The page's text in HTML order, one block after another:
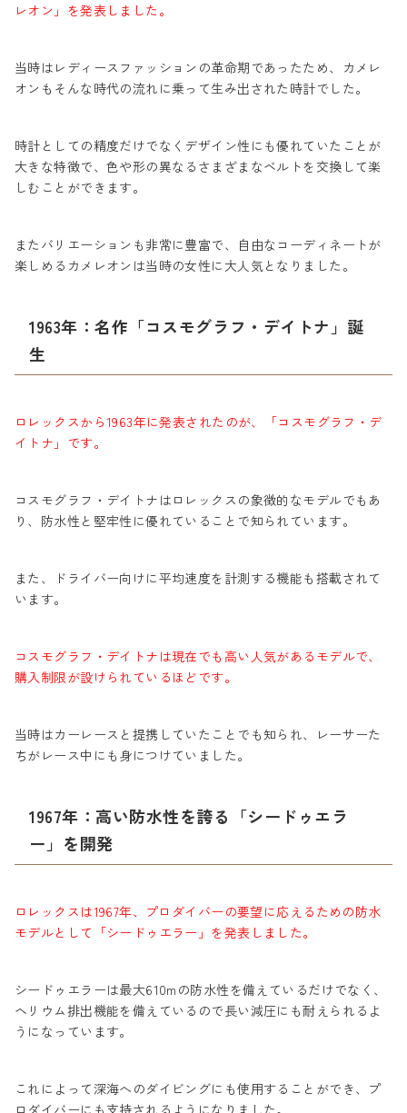
レオン」を発表しました。
当時はレディースファッションの革命期であったため、カメレ
オンもそんな時代の流れに乗って生み出された時計でした。
時計としての精度だけでなくデザイン性にも優れていたことが
大きな特徴で、色や形の異なるさまざまなベルトを交換して楽
しむことができます。
またバリエーションも非常に豊富で、自由なコーディネートが
楽しめるカメレオンは当時の女性に大人気となりました。
1963年：名作「コスモグラフ・デイトナ」誕
生
ロレックスから1963年に発表されたのが、「コスモグラフ・デ
イトナ」です。
コスモグラフ・デイトナはロレックスの象徴的なモデルでもあ
り、防水性と堅牢性に優れていることで知られています。
また、ドライバー向けに平均速度を計測する機能も搭載されて
います。
コスモグラフ・デイトナは現在でも高い人気があるモデルで、
購入制限が設けられているほどです。
当時はカーレースと提携していたことでも知られ、レーサーた
ちがレース中にも身につけていました。
1967年：高い防水性を誇る「シードゥエラ
ー」を開発
ロレックスは1967年、プロダイバーの要望に応えるための防水
モデルとして「シードゥエラー」を発表しました。
シードゥエラーは最大610mの防水性を備えているだけでなく、
ヘリウム排出機能を備えているので長い減圧にも耐えられるよ
うになっています。
これによって深海へのダイビングにも使用することができ、プ